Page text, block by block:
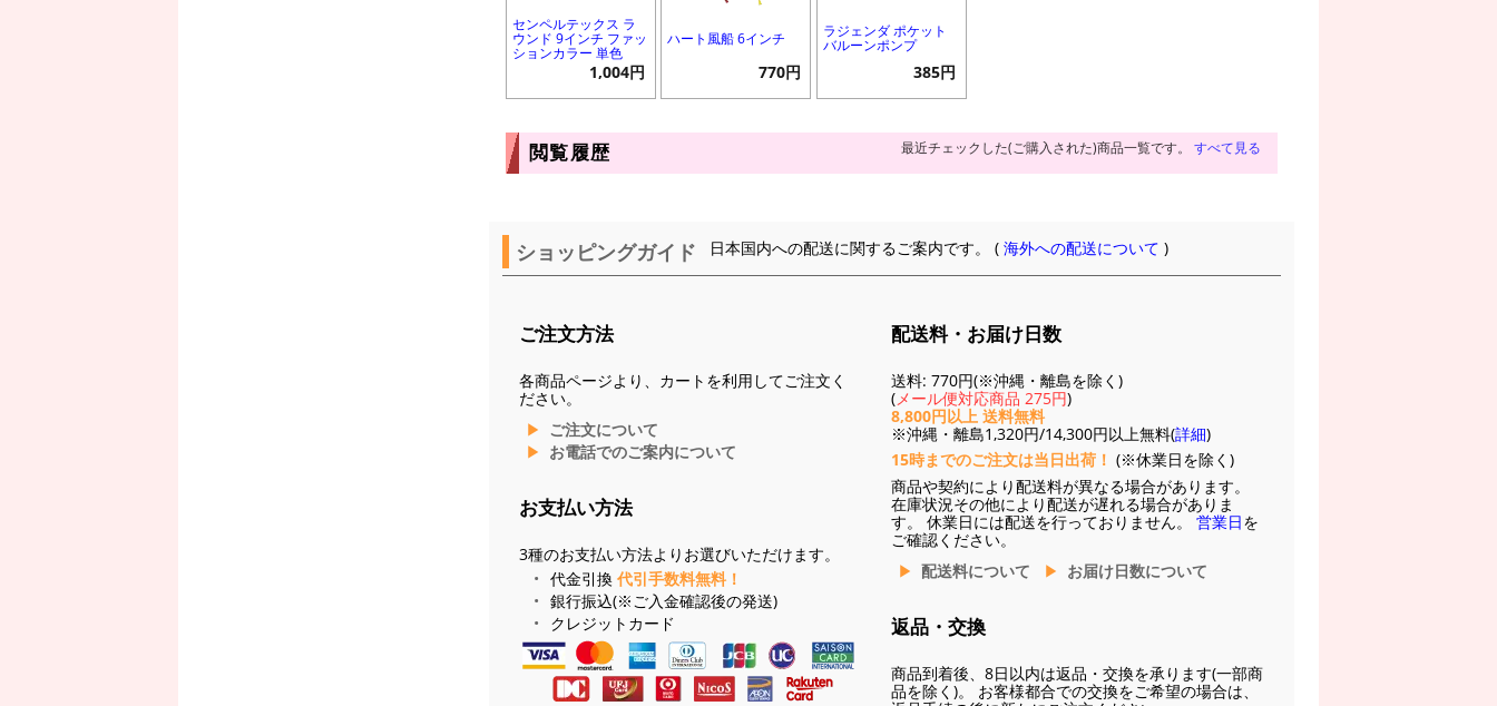
センペルテックス ラ
ウンド 9インチ ファッ
ションカラー 単色
1,004円
ハート風船 6インチ
770円
ラジェンダ ポケット
バルーンポンプ
385円
閲覧履歴 最近チェックした(ご購入された)商品一覧です。 すべて見る
ショッピングガイド 日本国内への配送に関するご案内です。 (海外への配送について )
ご注文方法
各商品ページより、カートを利用してご注文く
ださい。
ご注文について
お電話でのご案内について
お支払い方法
3種のお支払い方法よりお選びいただけます。
代金引換 代引手数料無料！
銀行振込(※ご入金確認後の発送)
クレジットカード
配送料・お届け日数
送料: 770円(※沖縄・離島を除く)
( メール便対応商品 275円)
8,800円以上 送料無料
※沖縄・離島1,320円/14,300円以上無料(詳細)
15時までのご注文は当日出荷！ (※休業日を除く)
商品や契約により配送料が異なる場合があります。
在庫状況その他により配送が遅れる場合がありま
す。 休業日には配送を行っておりません。 営業日を
ご確認ください。
配送料について
お届け日数について
返品・交換
商品到着後、8日以内は返品・交換を承ります(一部商
品を除く)。 お客様都合での交換をご希望の場合は、